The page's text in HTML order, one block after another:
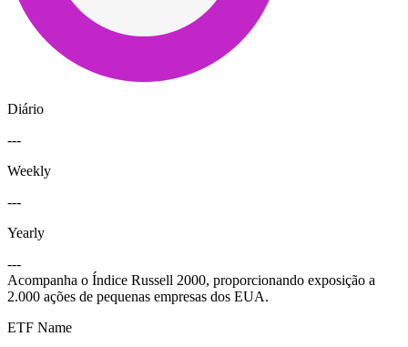
Diário
---
Weekly
---
Yearly
---
Acompanha o Índice Russell 2000, proporcionando exposição a
2.000 ações de pequenas empresas dos EUA.
ETF Name